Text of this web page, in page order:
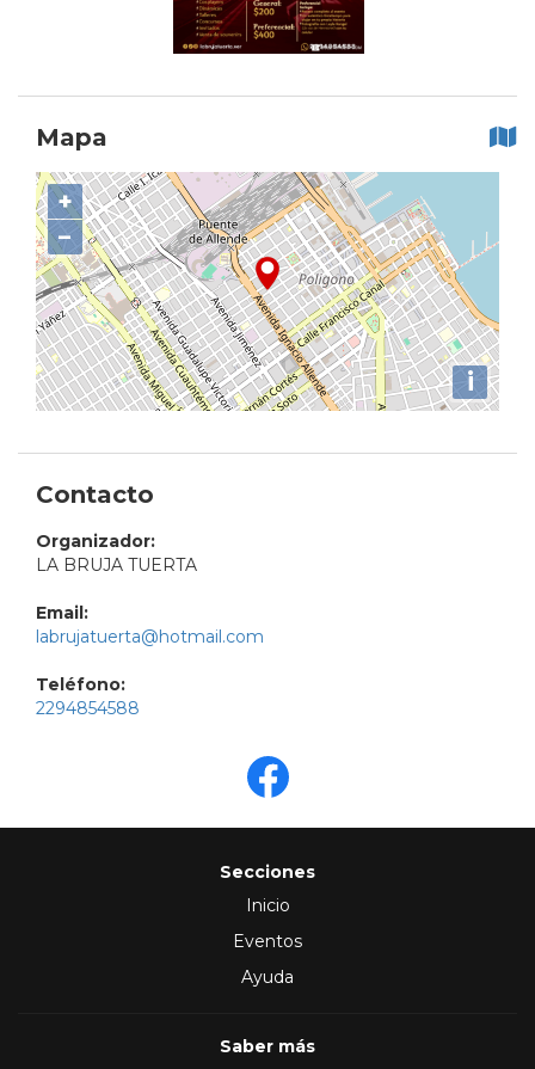
Mapa
+
−
i
Contacto
Organizador:
LA BRUJA TUERTA
Email:
labrujatuerta@hotmail.com
Teléfono:
2294854588
Secciones
Inicio
Eventos
Ayuda
Saber más